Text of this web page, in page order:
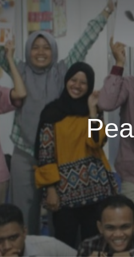
Skip to main